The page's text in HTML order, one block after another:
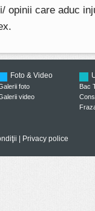
opinii care aduc
Foto & Video
foto
video
Bac
Privacy police